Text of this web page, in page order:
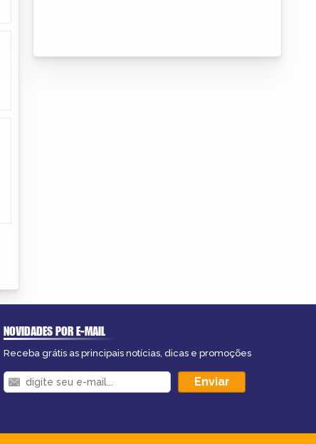
NOVIDADES POR E-MAIL
Receba grátis as principais notícias, dicas e promoções